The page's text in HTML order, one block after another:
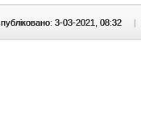
3-03-2021, 08:32 |